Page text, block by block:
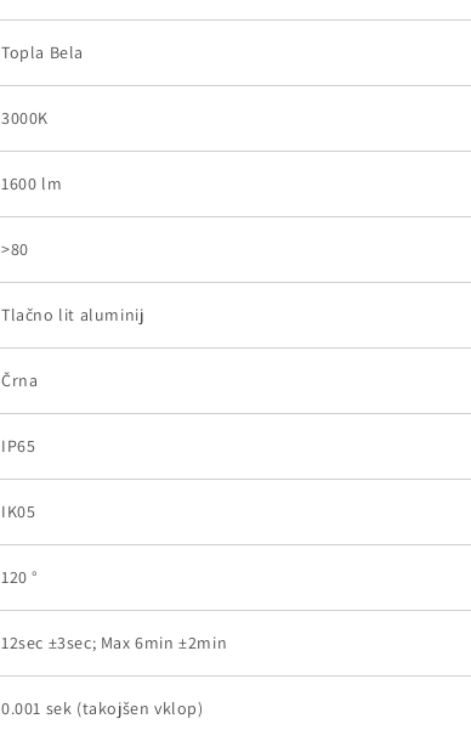
Topla Bela
3000K
1600 lm
>80
Tlačno lit aluminij
Črna
IP65
IK05
120 °
12sec ±3sec; Max 6min ±2min
0.001 sek (takojšen vklop)